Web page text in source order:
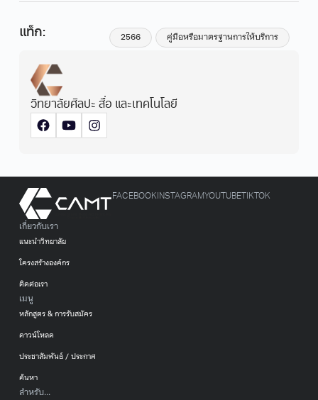
แท็ก: 2566 คู่มือหรือมาตรฐานการให้บริการ
วิทยาลัยศิลปะ สื่อ และเทคโนโลยี
เกี่ยวกับเรา
แนะนำวิทยาลัย
โครงสร้างองค์กร
ติดต่อเรา
เมนู
หลักสูตร & การรับสมัคร
ดาวน์โหลด
ประชาสัมพันธ์ / ประกาศ
ค้นหา
สำหรับ...
FACEBOOK INSTAGRAMYOUTUBETIKTOK